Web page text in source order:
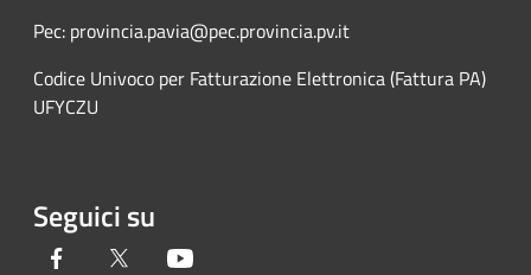
Pec: provincia.pavia@pec.provincia.pv.it
Codice Univoco per Fatturazione Elettronica (Fattura PA)
UFYCZU
Seguici su
Facebook Twitter